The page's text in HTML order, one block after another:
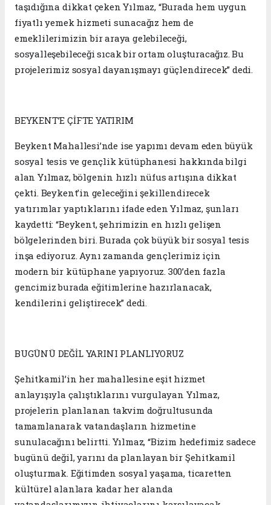
taşıdığına dikkat çeken Yılmaz, “Burada hem uygun
fiyatlı yemek hizmeti sunacağız hem de
emeklilerimizin bir araya gelebileceği,
sosyalleşebileceği sıcak bir ortam oluşturacağız. Bu
projelerimiz sosyal dayanışmayı güçlendirecek” dedi.
BEYKENT’E ÇİFTE YATIRIM
Beykent Mahallesi’nde ise yapımı devam eden büyük
sosyal tesis ve gençlik kütüphanesi hakkında bilgi
alan Yılmaz, bölgenin hızlı nüfus artışına dikkat
çekti. Beykent’in geleceğini şekillendirecek
yatırımlar yaptıklarını ifade eden Yılmaz, şunları
kaydetti: “Beykent, şehrimizin en hızlı gelişen
bölgelerinden biri. Burada çok büyük bir sosyal tesis
inşa ediyoruz. Aynı zamanda gençlerimiz için
modern bir kütüphane yapıyoruz. 300’den fazla
gencimiz burada eğitimlerine hazırlanacak,
kendilerini geliştirecek” dedi.
BUGÜNÜ DEĞİL YARINI PLANLIYORUZ
Şehitkamil’in her mahallesine eşit hizmet
anlayışıyla çalıştıklarını vurgulayan Yılmaz,
projelerin planlanan takvim doğrultusunda
tamamlanarak vatandaşların hizmetine
sunulacağını belirtti. Yılmaz, “Bizim hedefimiz sadece
bugünü değil, yarını da planlayan bir Şehitkamil
oluşturmak. Eğitimden sosyal yaşama, ticaretten
kültürel alanlara kadar her alanda